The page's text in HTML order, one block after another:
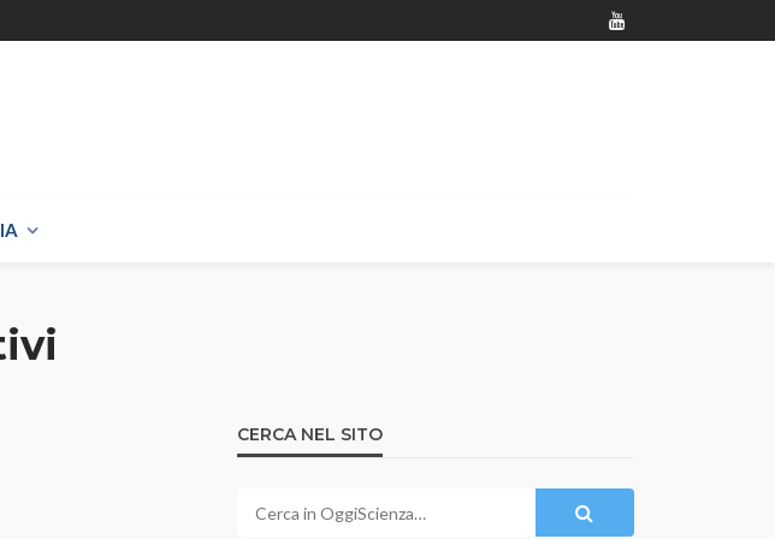
CERCA NEL SITO